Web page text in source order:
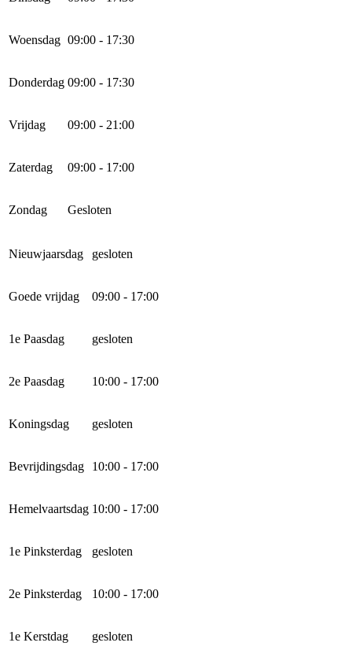
Woensdag 09:00 - 17:30
Donderdag 09:00 - 17:30
Vrijdag 09:00 - 21:00
Zaterdag 09:00 - 17:00
Zondag Gesloten
Nieuwjaarsdag gesloten
Goede vrijdag 09:00 - 17:00
1e Paasdag gesloten
2e Paasdag 10:00 - 17:00
Koningsdag gesloten
Bevrijdingsdag 10:00 - 17:00
Hemelvaartsdag 10:00 - 17:00
1e Pinksterdag gesloten
2e Pinksterdag 10:00 - 17:00
1e Kerstdag gesloten